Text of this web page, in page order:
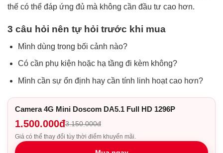
thế có thể đáp ứng đủ mà không cần đầu tư cao hơn.
3 câu hỏi nên tự hỏi trước khi mua
Mình dùng trong bối cảnh nào?
Có cần phụ kiện hoặc hạ tầng đi kèm không?
Mình cần sự ổn định hay cần tính linh hoạt cao hơn?
Camera 4G Mini Doscom DA5.1 Full HD 1296P
1.500.000đ3.150.000đ
Giá có thể thay đổi tùy thời điểm khuyến mãi.